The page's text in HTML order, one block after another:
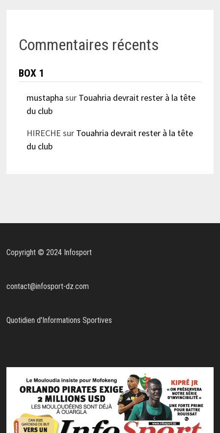
Commentaires récents
BOX 1
mustapha sur Touahria devrait rester à la tête
du club
HIRECHE sur Touahria devrait rester à la tête
du club
Copyright © 2024 Infosport
contact@infosport-dz.com
Quotidien d'Informations Sportives